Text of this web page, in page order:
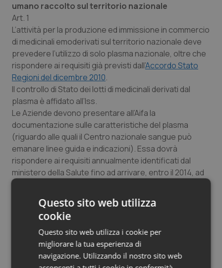
Ulcera & Reflusso
Vaccini
umano raccolto sul territorio nazionale
Art. 1
L’attività per la produzione ed immissione in commercio
di medicinali emoderivati sul territorio nazionale deve
prevedere l’utilizzo di solo plasma nazionale, oltre che
rispondere ai requisiti già previsti dall’Accordo Stato
Regioni del dicembre 2010.
Il controllo di Stato dei lotti di medicinali derivati dal
plasma è affidato all’Iss.
Le Aziende devono presentare all’Aifa la
documentazione sulle caratteristiche del plasma
(riguardo alle quali il Centro nazionale sangue può
emanare linee guida e indicazioni). Essa dovrà
rispondere ai requisiti annualmente identificati dal
ministero della Salute fino ad arrivare, entro il 2014, ad
uniformarsi alle disposizioni europee in materia.
Su tale documentazione l’Aifa acquisisce il parere
tecnico del Centro nazionale sangue (Cns), che può
avvalersi delle competenze dell’Iss. Il parere del Cns
deve essere rinviato all’Aifa entro 90 giorni dalla
presentazione della richiesta.
Le aziende che oggi hanno già in atto convenzioni con
Questo sito web utilizza
cookie
Questo sito web utilizza i cookie per
migliorare la tua esperienza di
navigazione. Utilizzando il nostro sito web